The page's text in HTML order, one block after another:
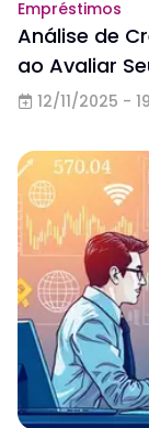
Empréstimos
Análise de
ao Avaliar
12/11/2025 -